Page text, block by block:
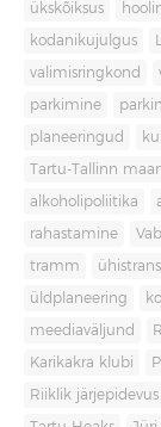
ükskõiksus
kodanikujulgus
valimisringkond
parkimine
planeeringud
Tartu-Tallinn
alkoholipoliitika
rahastamine
tramm
üldplaneering
meediaväljund
Karikakra klubi
Riiklik järjepidevus